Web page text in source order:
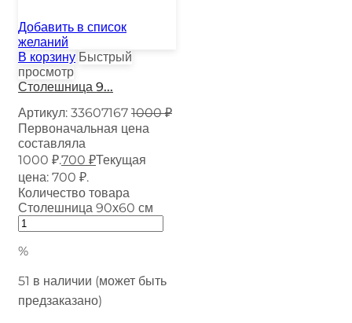
Добавить в список
желаний
В корзину Быстрый
просмотр
Столешница 9...
Артикул: 33607167 1000₽
Первоначальная цена
составляла
1000 ₽.700 ₽Текущая
цена: 700 ₽.
Количество товара
Столешница 90х60 см
%
51 в наличии (может быть
предзаказано)